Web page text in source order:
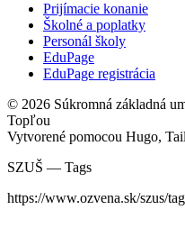
Prijímacie konanie
Školné a poplatky
Personál školy
EduPage
EduPage registrácia
© 2026 Súkromná základná
Topľou
Vytvorené pomocou Hugo,
SZUŠ — Tags
https://www.ozvena.sk/szus/